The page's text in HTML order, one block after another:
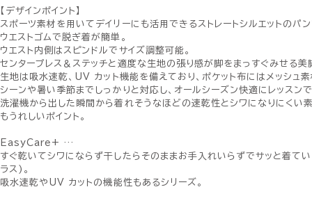
【デザインポイント】
スポーツ素材を用いてデイリーにも活用できるストレートシルエットのパン
ウエストゴムで脱ぎ着が簡単。
ウエスト内側はスピンドルでサイズ調整可能。
センタープレス＆ステッチと適度な生地の張り感が脚をまっすぐみせる美
生地は吸水速乾、UV カット機能を備えており、ポケット布にはメッシュ
シーンや暑い季節までしっかりと対応し、オールシーズン快適にレッスン
洗濯機から出した瞬間から着れそうなほどの速乾性とシワになりにくい
もうれしいポイント。
EasyCare+ …
すぐ乾いてシワにならず干したらそのままお手入れいらずでサッと着て
ラス)。
吸水速乾やUV カットの機能性もあるシリーズ。